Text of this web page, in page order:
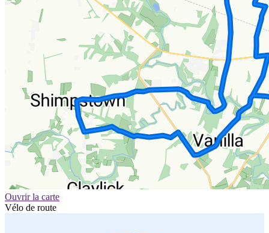
Ouvrir la carte
Vélo de route